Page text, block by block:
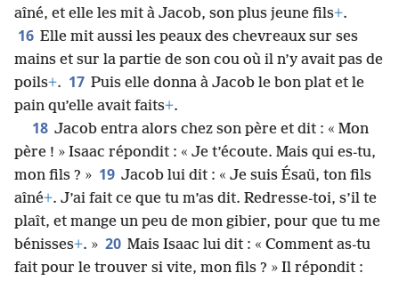
aîné, et elle les mit à Jacob, son plus jeune fils+.
16 Elle mit aussi les peaux des chevreaux sur ses
mains et sur la partie de son cou où il n’y avait pas de
poils+. 17 Puis elle donna à Jacob le bon plat et le
pain qu’elle avait faits+.
18 Jacob entra alors chez son père et dit : « Mon
père ! » Isaac répondit : « Je t’écoute. Mais qui es-tu,
mon fils ? » 19 Jacob lui dit : « Je suis Ésaü, ton fils
aîné+. J’ai fait ce que tu m’as dit. Redresse-toi, s’il te
plaît, et mange un peu de mon gibier, pour que tu me
bénisses+. » 20 Mais Isaac lui dit : « Comment as-tu
fait pour le trouver si vite, mon fils ? » Il répondit :